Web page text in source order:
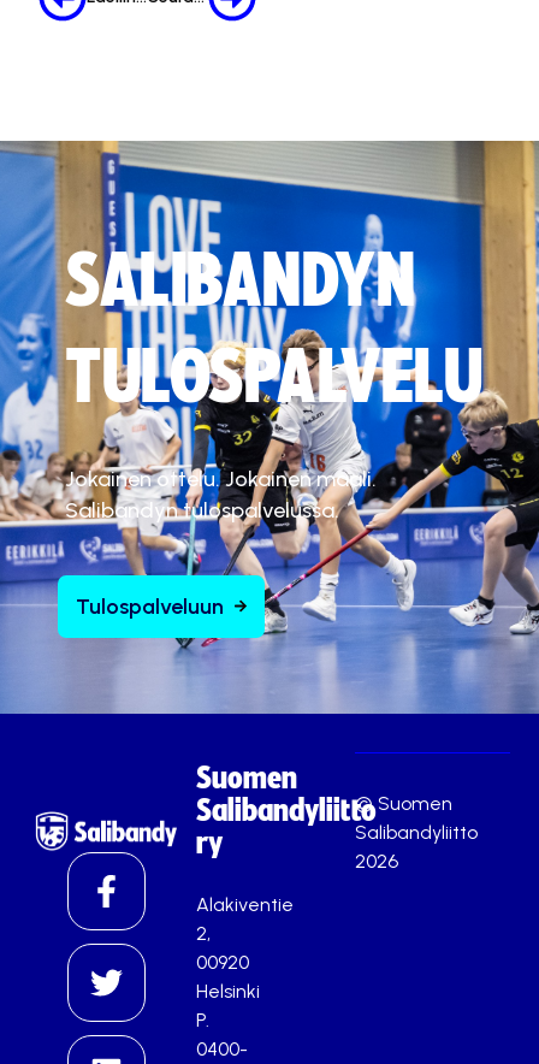
SALIBANDYN
TULOSPALVELU
Jokainen ottelu. Jokainen maali.
Salibandyn tulospalvelussa.
Tulospalveluun
Suomen
Salibandyliitto
ry
Alakiventie
2,
00920
Helsinki
P.
0400-
© Suomen
Salibandyliitto
2026